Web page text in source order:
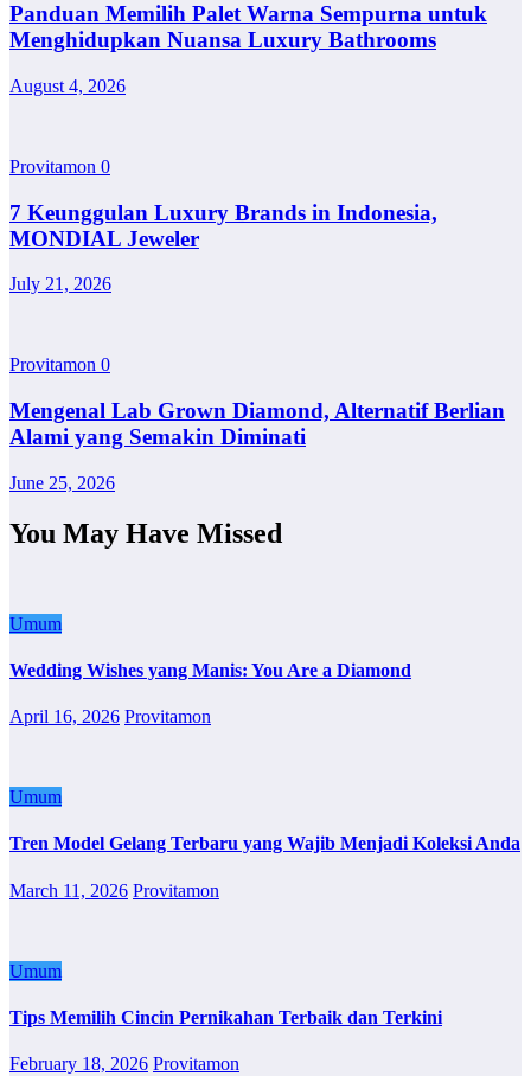
Panduan Memilih Palet Warna Sempurna untuk
Menghidupkan Nuansa Luxury Bathrooms
August 4, 2026
Provitamon 0
7 Keunggulan Luxury Brands in Indonesia,
MONDIAL Jeweler
July 21, 2026
Provitamon 0
Mengenal Lab Grown Diamond, Alternatif Berlian
Alami yang Semakin Diminati
June 25, 2026
You May Have Missed
Umum
Wedding Wishes yang Manis: You Are a Diamond
April 16, 2026 Provitamon
Umum
Tren Model Gelang Terbaru yang Wajib Menjadi Koleksi Anda
March 11, 2026 Provitamon
Umum
Tips Memilih Cincin Pernikahan Terbaik dan Terkini
February 18, 2026 Provitamon